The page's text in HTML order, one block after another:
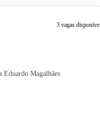
3 vagas
Magalhães